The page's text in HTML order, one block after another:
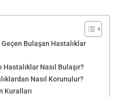
Bulaşan Hastalıklar
Hastalıklar Nasıl Bulaşır?
Nasıl Korunulur?
Kuralları